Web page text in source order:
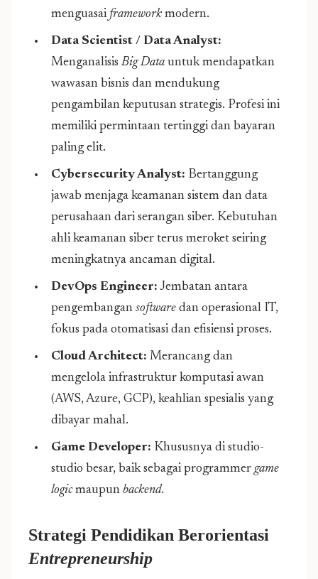
menguasai frameworkmodern.
Data Scientist / Data Analyst:
MenganalisisBig Data untuk mendapatkan
wawasan bisnis dan mendukung
pengambilan keputusan strategis. Profesi ini
memiliki permintaan tertinggi dan bayaran
paling elit.
Cybersecurity Analyst: Bertanggung
jawab menjaga keamanan sistem dan data
perusahaan dari serangan siber. Kebutuhan
ahli keamanan siber terus meroket seiring
meningkatnya ancaman digital.
DevOps Engineer: Jembatan antara
pengembangan software dan operasional IT,
fokus pada otomatisasi dan efisiensi proses.
Cloud Architect: Merancang dan
mengelola infrastruktur komputasi awan
(AWS, Azure, GCP), keahlian spesialis yang
dibayar mahal.
Game Developer: Khususnya di studio-
studio besar, baik sebagai programmer game
logicmaupun backend.
Strategi Pendidikan Berorientasi
Entrepreneurship